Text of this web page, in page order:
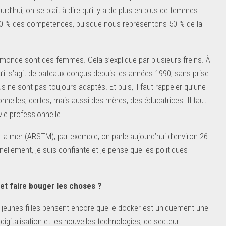
on se plaît à dire qu’il y a de plus en plus de femmes
des compétences, puisque nous représentons 50 % de la
sont des femmes. Cela s’explique par plusieurs freins. À
s’agit de bateaux conçus depuis les années 1990, sans prise
sont pas toujours adaptés. Et puis, il faut rappeler qu’une
certes, mais aussi des mères, des éducatrices. Il faut
professionnelle.
(ARSTM), par exemple, on parle aujourd’hui d’environ 26
je suis confiante et je pense que les politiques
faire bouger les choses ?
filles pensent encore que le docker est uniquement une
et les nouvelles technologies, ce secteur